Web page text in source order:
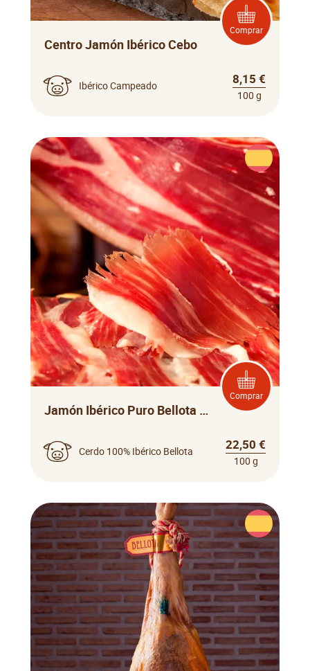
Comprar
Centro Jamón Ibérico Cebo
Ibérico Campeado 8,15 €
100 g
Comprar
Jamón Ibérico Puro Bellota Maldonado
Cerdo 100% Ibérico Bellota 22,50 €
100 g